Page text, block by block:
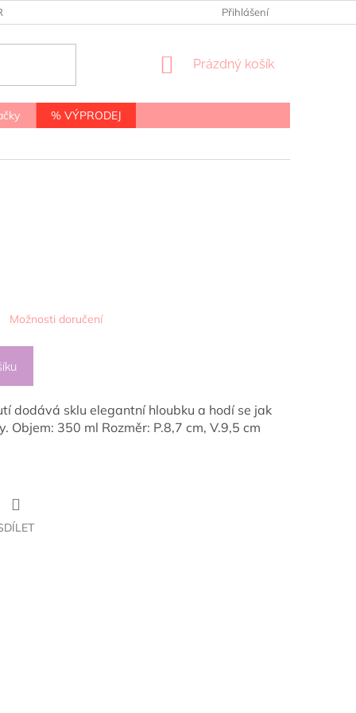
OSOBNÍCH ÚDAJŮ Přihlášení
NÁKUPNÍ
Prázdný košík
% VÝPRODEJ
Možnosti doručení
dodává sklu elegantní hloubku a hodí se jak
Objem: 350 ml Rozměr: P.8,7 cm, V.9,5 cm